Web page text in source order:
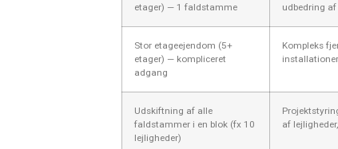
etager) — 1 faldstamme
udbedring
Stor etageejendom (5+
etager) — kompliceret
adgang
Kompleks
Udskiftning af alle
faldstammer i en blok (fx 10
lejligheder)
af